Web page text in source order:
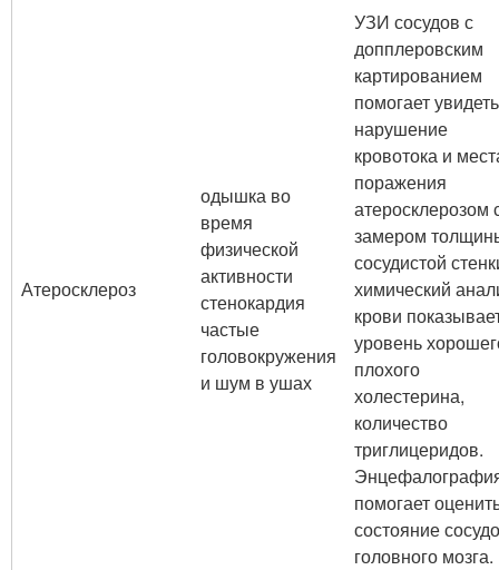
Атеросклероз
одышка во
время
физической
активности
стенокардия
частые
головокружения
и шум в ушах
УЗИ сосудов с
допплеровским
картированием
помогает увидеть
нарушение
кровотока и
поражения
атеросклерозом
замером
сосудистой
химический
крови
уровень
плохого
холестерина,
количество
триглицеридов.
помогает
состояние
головного мозга.